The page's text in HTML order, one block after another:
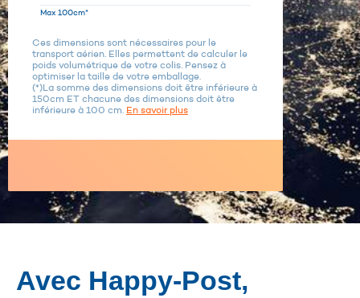
Max 100cm*
Ces dimensions sont nécessaires pour le
transport aérien. Elles permettent de calculer le
poids volumétrique de votre colis. Pensez à
optimiser la taille de votre emballage.
(*)La somme des dimensions doit être inférieure à
150cm ET chacune des dimensions doit être
inférieure à 100 cm. En savoir plus
Avec Happy-Post,